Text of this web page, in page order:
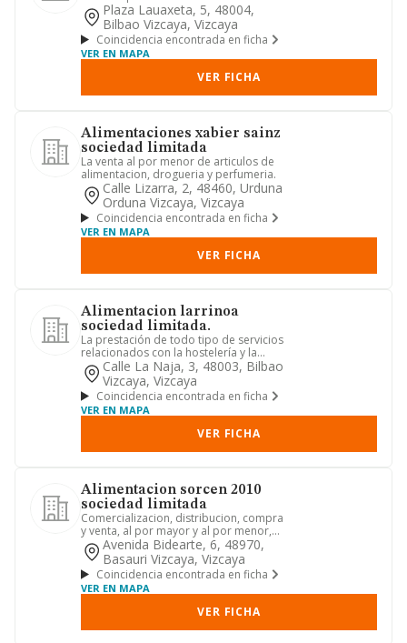
Plaza Lauaxeta, 5, 48004,
Bilbao Vizcaya, Vizcaya
Coincidencia encontrada en ficha
VER EN MAPA
VER FICHA
Alimentaciones xabier sainz
sociedad limitada
La venta al por menor de articulos de
alimentacion, drogueria y perfumeria.
Calle Lizarra, 2, 48460, Urduna
Orduna Vizcaya, Vizcaya
Coincidencia encontrada en ficha
VER EN MAPA
VER FICHA
Alimentacion larrinoa
sociedad limitada.
La prestación de todo tipo de servicios
relacionados con la hostelería y la
restauración. la explot...
Calle La Naja, 3, 48003, Bilbao
Vizcaya, Vizcaya
Coincidencia encontrada en ficha
VER EN MAPA
VER FICHA
Alimentacion sorcen 2010
sociedad limitada
Comercializacion, distribucion, compra
y venta, al por mayor y al por menor,
de productos alimentic...
Avenida Bidearte, 6, 48970,
Basauri Vizcaya, Vizcaya
Coincidencia encontrada en ficha
VER EN MAPA
VER FICHA